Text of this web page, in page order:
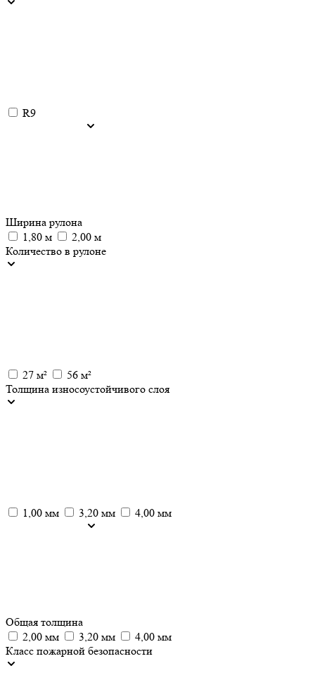
R9
Ширина рулона
1,80 м
2,00 м
Количество в рулоне
27 м²
56 м²
Толщина износоустойчивого слоя
1,00 мм 3,20 мм 4,00 мм
Общая толщина
2,00 мм
3,20 мм
4,00 мм
Класс пожарной безопасности